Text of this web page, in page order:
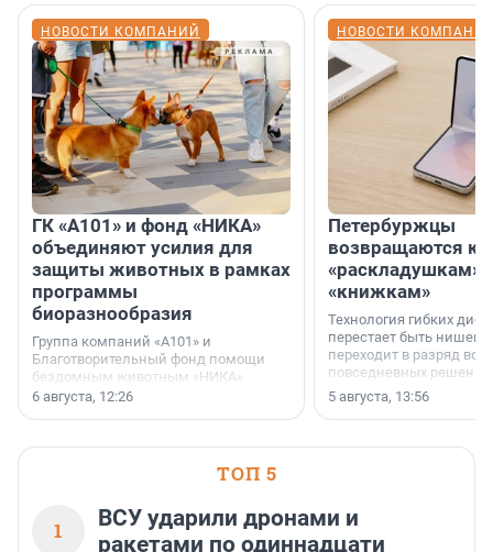
НОВОСТИ КОМПАНИЙ
ГК «А101» и фонд «НИКА»
объединяют усилия для
защиты животных в рамках
программы
биоразнообразия
Группа компаний «А101» и
Благотворительный фонд помощи
бездомным животным «НИКА»
заключили соглашение о
6 августа, 12:26
НОВОСТИ
Петербуржцы
возвращаются к
«раскладушкам»
«книжкам»
Технология гибких
перестает быть
переходит в разряд
повседневных
5 августа, 13:56
ТОП 5
1
ВСУ ударили дронами и
ракетами по одиннадцати